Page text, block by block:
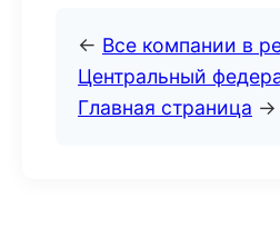
← Все компании в
Центральный
Главная страница →